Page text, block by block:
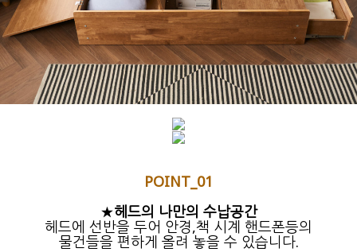
POINT_01
★헤드의 나만의 수납공간
헤드에 선반을 두어 안경,책 시계 핸드폰등의
물건들을 편하게 올려 놓을 수 있습니다.